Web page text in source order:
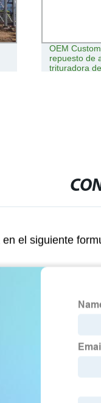
OEM
repuesto de
trituradora
el siguiente